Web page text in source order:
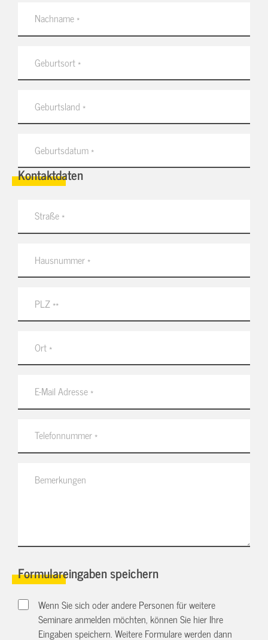
Kontaktdaten
Formulareingaben speichern
Wenn Sie sich oder andere Personen für weitere
Seminare anmelden möchten, können Sie hier Ihre
Eingaben speichern. Weitere Formulare werden dann